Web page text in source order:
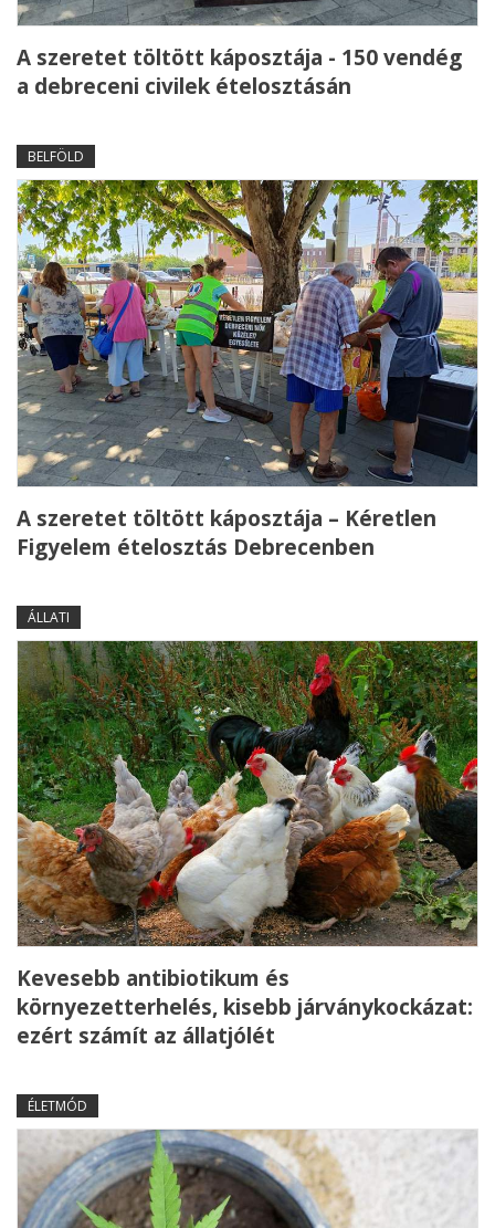
A szeretet töltött káposztája - 150 vendég
a debreceni civilek ételosztásán
BELFÖLD
A szeretet töltött káposztája – Kéretlen
Figyelem ételosztás Debrecenben
ÁLLATI
Kevesebb antibiotikum és
környezetterhelés, kisebb járványkockázat:
ezért számít az állatjólét
ÉLETMÓD